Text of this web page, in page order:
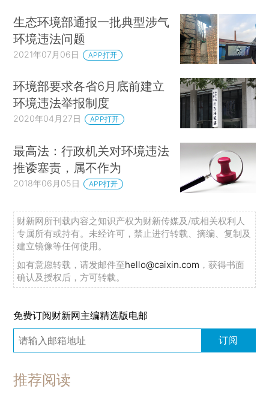
生态环境部通报一批典型涉气
环境违法问题
2021年07月06日 APP打开
环境部要求各省6月底前建立
环境违法举报制度
2020年04月27日 APP打开
最高法：行政机关对环境违法
推诿塞责，属不作为
2018年06月05日 APP打开
财新网所刊载内容之知识产权为财新传媒及/或相关权利人
专属所有或持有。未经许可，禁止进行转载、摘编、复制及
建立镜像等任何使用。
如有意愿转载，请发邮件至hello@caixin.com ，获得书面
确认及授权后，方可转载。
免费订阅财新网主编精选版电邮
订阅
推荐阅读